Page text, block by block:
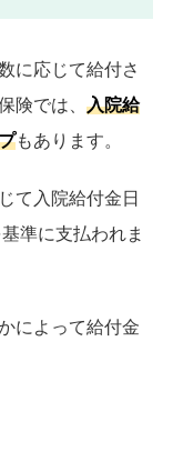
に応じて給付さ
険では、 入院給
もあります。
て入院給付金日
準に支払われま
によって給付金